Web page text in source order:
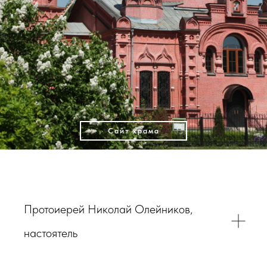
Сайт храма
Протоиерей Николай Олейников,
настоятель